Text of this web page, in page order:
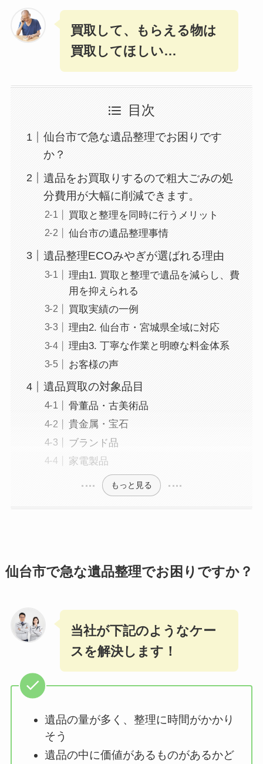
買取して、もらえる物は
買取してほしい…
目次
仙台市で急な遺品整理でお困りです
か？
遺品をお買取りするので粗大ごみの処
分費用が大幅に削減できます。
買取と整理を同時に行うメリット
仙台市の遺品整理事情
遺品整理ECOみやぎが選ばれる理由
理由1. 買取と整理で遺品を減らし、費
用を抑えられる
買取実績の一例
理由2. 仙台市・宮城県全域に対応
理由3. 丁寧な作業と明瞭な料金体系
お客様の声
遺品買取の対象品目
骨董品・古美術品
貴金属・宝石
ブランド品
家電製品
もっと見る
仙台市で急な遺品整理でお困りですか？
当社が下記のようなケー
スを解決します！
遺品の量が多く、整理に時間がかかり
そう
遺品の中に価値があるものがあるかど